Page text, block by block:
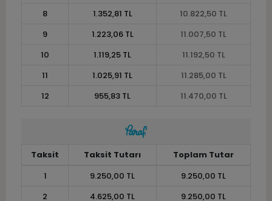
8
1.352,81 TL
10.822,50 TL
9
1.223,06 TL
11.007,50 TL
10
1.119,25 TL
11.192,50 TL
11
1.025,91 TL
11.285,00 TL
12
955,83 TL 11.470,00 TL
Taksit Taksit Tutarı
Toplam Tutar
1
9.250,00 TL
9.250,00 TL
2
4.625,00 TL
9.250,00 TL